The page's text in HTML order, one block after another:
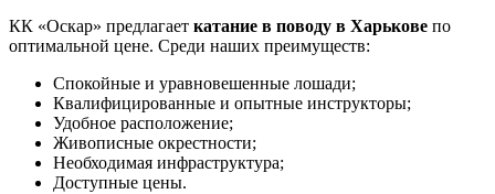
КК «Оскар» предлагает катание в поводу в Харькове по
оптимальной цене. Среди наших преимуществ:
Спокойные и уравновешенные лошади;
Квалифицированные и опытные инструкторы;
Удобное расположение;
Живописные окрестности;
Необходимая инфраструктура;
Доступные цены.